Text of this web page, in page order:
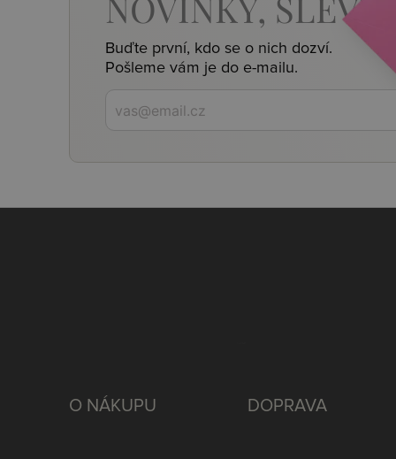
Buďte první, kdo se o nich dozví.
Pošleme vám je do e-mailu.
O NÁKUPU DOPRAVA